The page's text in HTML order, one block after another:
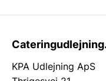
KPA Udlejning ApS